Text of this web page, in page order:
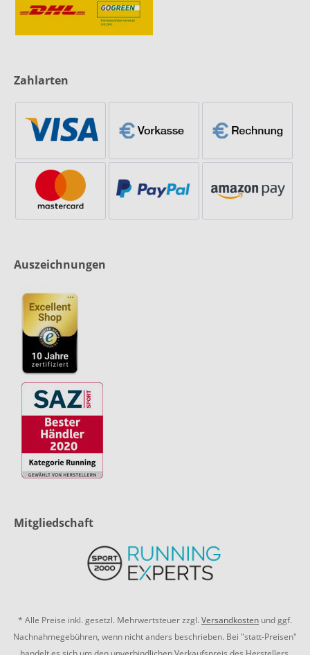
Zahlarten
Auszeichnungen
Mitgliedschaft
* Alle Preise inkl. gesetzl. Mehrwertsteuer zzgl. Versandkosten und ggf.
Nachnahmegebühren, wenn nicht anders beschrieben. Bei "statt-Preisen"